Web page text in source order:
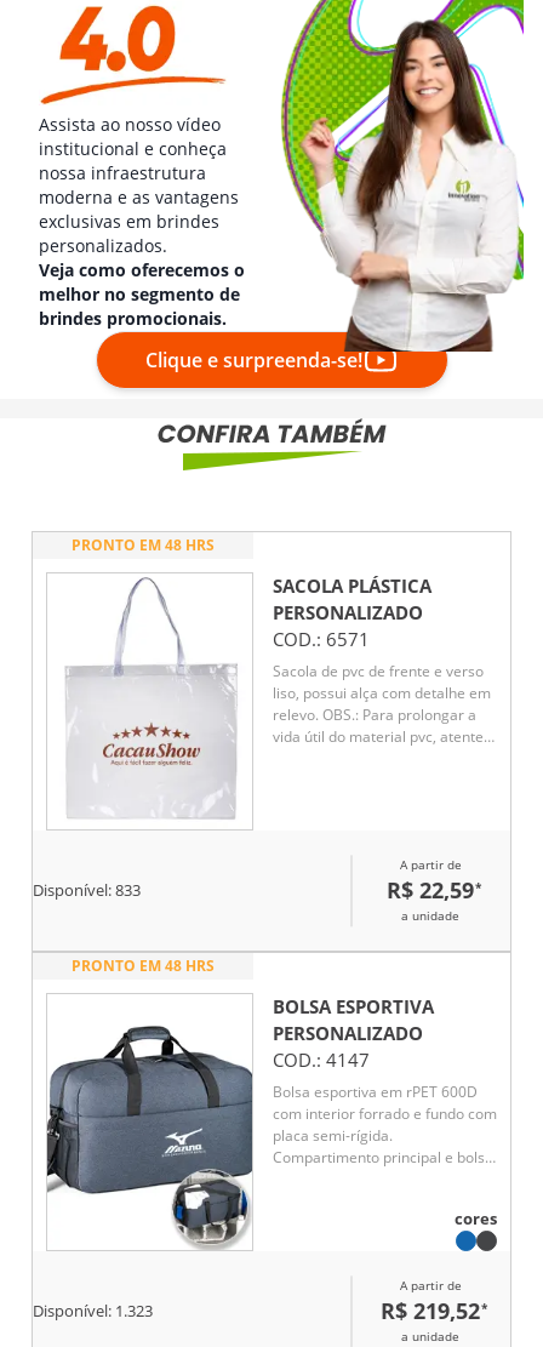
Assista ao nosso vídeo
institucional e conheça
nossa infraestrutura
moderna e as vantagens
exclusivas em brindes
personalizados.
Veja como oferecemos o
melhor no segmento de
brindes promocionais.
Clique e surpreenda-se!
PRONTO EM 48 HRS
SACOLA PLÁSTICA
PERSONALIZADO
COD.: 6571
Sacola de pvc de frente e verso
liso, possui alça com detalhe em
relevo. OBS.: Para prolongar a
vida útil do material pvc, atente-
Disponível:833
A partir de
R$ 22,59*
a unidade
PRONTO EM 48 HRS
BOLSA ESPORTIVA
PERSONALIZADO
COD.: 4147
Bolsa esportiva em rPET 600D
com interior forrado e fundo com
placa semi-rígida.
Compartimento principal e bolso
com fecho. A bolsa tem alça de
ombro removível e ajustável em
cores
Disponível: 1.323
A partir de
R$ 219,52*
a unidade